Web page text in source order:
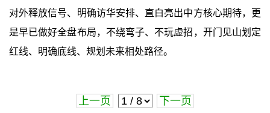
对外释放信号、明确访华安排、直白亮出中方核心期待，更
是早已做好全盘布局，不绕弯子、不玩虚招，开门见山划定
红线、明确底线、规划未来相处路径。
上一页 下一页